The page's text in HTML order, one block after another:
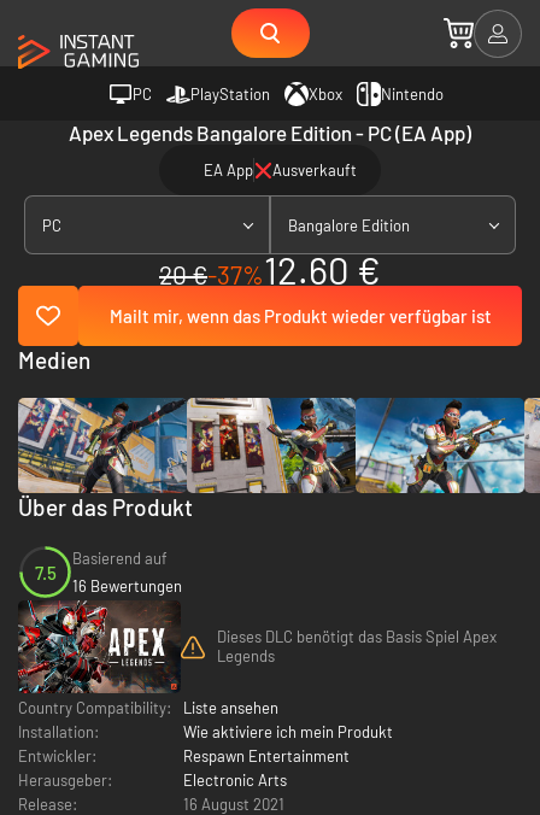
PC PlayStation Xbox Nintendo
Apex Legends Bangalore Edition - PC (EA App)
EA App Ausverkauft
PC Bangalore Edition
20 €-37%12.60 €
Mailt mir, wenn das Produkt wieder verfügbar ist
Über das Produkt
7.5
Basierend auf
16 Bewertungen
Dieses DLC benötigt das Basis Spiel Apex
Legends
Country Compatibility:
Liste ansehen
Installation:
Wie aktiviere ich mein Produkt
Entwickler:
Respawn Entertainment
Herausgeber:
Electronic Arts
Release:
16 August 2021
Medien